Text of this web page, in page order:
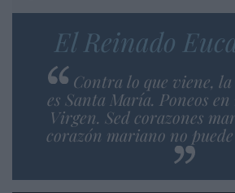
El Reinado
Contra lo que viene,
es Santa María. Poneos
Virgen. Sed corazones
corazón mariano no